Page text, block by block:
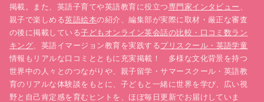
掲載。また、英語子育てや英語教育に役立つ専門家インタビュー 、
親子で楽しめる英語絵本の紹介、編集部が実際に取材・厳正な審査
の後に掲載している子どもオンライン英会話の比較・口コミ数ラン
キング、英語イマージョン教育を実践するプリスクール・英語学童
情報もリアルな口コミとともに充実掲載！ 多様な文化背景を持つ
世界中の人々とのつながりや、親子留学・サマースクール・英語教
育のリアルな体験談をもとに、子どもと一緒に世界を学び、広い視
野と自己肯定感を育むヒントを、ほぼ毎日更新でお届けしていま